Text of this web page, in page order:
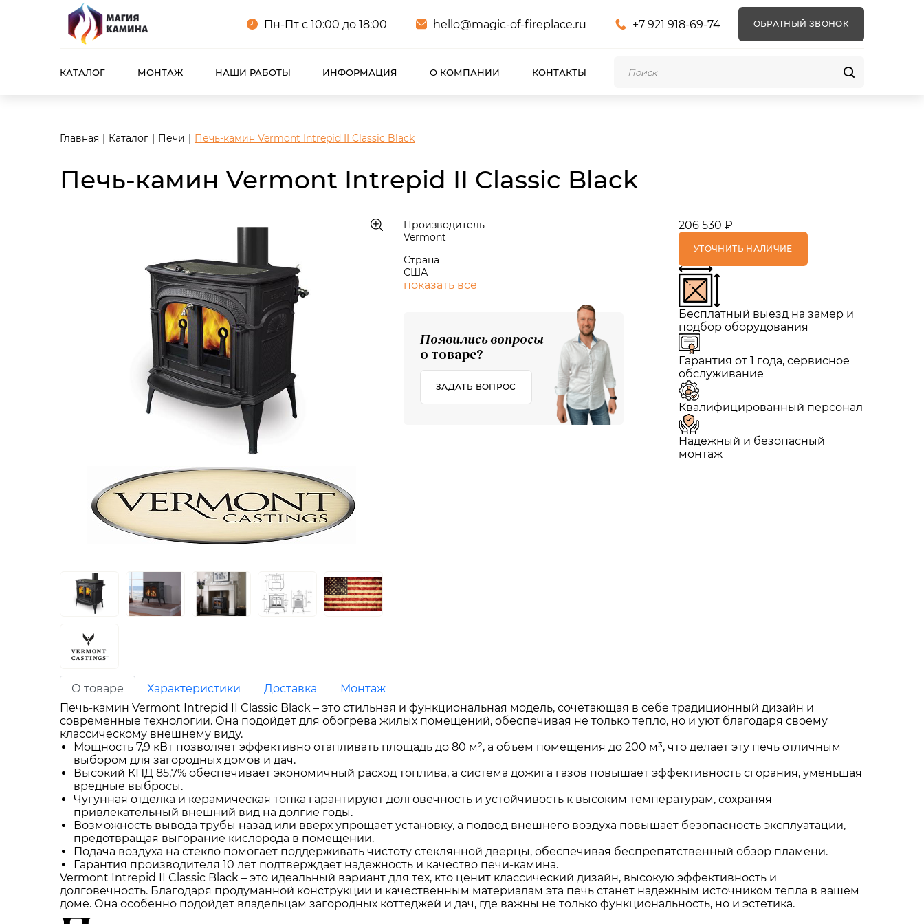
<meta name="robots" content="noindex, follow"/>
Пн-Пт с 10:00 до 18:00
hello@magic-of-fireplace.ru +7 921 918-69-74 ОБРАТНЫЙ ЗВОНОК
КАТАЛОГ МОНТАЖ НАШИ РАБОТЫ ИНФОРМАЦИЯ О КОМПАНИИ КОНТАКТЫ
Главная Каталог Печи Печь-камин Vermont Intrepid II Classic Black
Печь-камин Vermont Intrepid II Classic Black
Производитель
Vermont
Страна
США
показать все
Появились вопросы
о товаре?
ЗАДАТЬ ВОПРОС
206 530 ₽
УТОЧНИТЬ НАЛИЧИЕ
Бесплатный выезд на замер и
подбор оборудования
Гарантия от 1 года, сервисное
обслуживание
Квалифицированный персонал
Надежный и безопасный
монтаж
О товаре Характеристики Доставка
Монтаж
Печь-камин Vermont Intrepid II Classic Black – это стильная и функциональная модель, сочетающая в себе традиционный дизайн и
современные технологии. Она подойдет для обогрева жилых помещений, обеспечивая не только тепло, но и уют благодаря своему
классическому внешнему виду.
Мощность 7,9 кВт позволяет эффективно отапливать площадь до 80 м², а объем помещения до 200 м³, что делает эту печь отличным
выбором для загородных домов и дач.
Высокий КПД 85,7% обеспечивает экономичный расход топлива, а система дожига газов повышает эффективность сгорания, уменьшая
вредные выбросы.
Чугунная отделка и керамическая топка гарантируют долговечность и устойчивость к высоким температурам, сохраняя
привлекательный внешний вид на долгие годы.
Возможность вывода трубы назад или вверх упрощает установку, а подвод внешнего воздуха повышает безопасность эксплуатации,
предотвращая выгорание кислорода в помещении.
Подача воздуха на стекло помогает поддерживать чистоту стеклянной дверцы, обеспечивая беспрепятственный обзор пламени.
Гарантия производителя 10 лет подтверждает надежность и качество печи-камина.
Vermont Intrepid II Classic Black – это идеальный вариант для тех, кто ценит классический дизайн, высокую эффективность и
долговечность. Благодаря продуманной конструкции и качественным материалам эта печь станет надежным источником тепла в вашем
доме. Она особенно подойдет владельцам загородных коттеджей и дач, где важны не только функциональность, но и эстетика.